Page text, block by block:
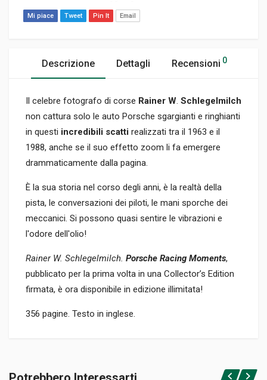
Mi piace Tweet Pin It Email
Descrizione Dettagli Recensioni 0
Il celebre fotografo di corse Rainer W. Schlegelmilch
non cattura solo le auto Porsche sgargianti e ringhianti
in questi incredibili scatti realizzati tra il 1963 e il
1988, anche se il suo effetto zoom li fa emergere
drammaticamente dalla pagina.
È la sua storia nel corso degli anni, è la realtà della
pista, le conversazioni dei piloti, le mani sporche dei
meccanici. Si possono quasi sentire le vibrazioni e
l'odore dell'olio!
Rainer W. Schlegelmilch. Porsche Racing Moments,
pubblicato per la prima volta in una Collector’s Edition
firmata, è ora disponibile in edizione illimitata!
356 pagine. Testo in inglese.